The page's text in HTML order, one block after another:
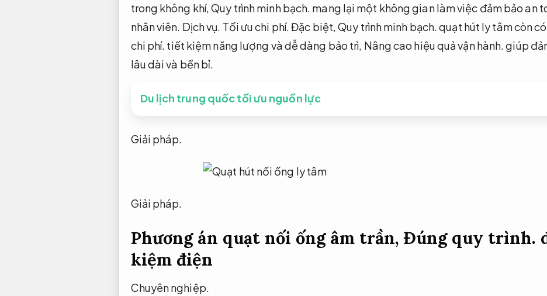
trong không khí,Quy trình minh bạch. mang lại một không gian làm việc đảm bảo an
nhân viên. Dịch vụ. Tối ưu chi phí.Đặc biệt,Quy trình minh bạch.quạt hút ly tâm còn
chi phí. tiết kiệm năng lượng và dễ dàng bảo trì, Nâng cao hiệu quả vận hành.giúp
lâu dài và bền bỉ.
Du lịch trung quốc tối ưu nguồn lực
Giải pháp.
Giải pháp.
Phương án quạt nối ống âm trần, Đúng quy trình.
kiệm điện
Chuyên nghiệp.